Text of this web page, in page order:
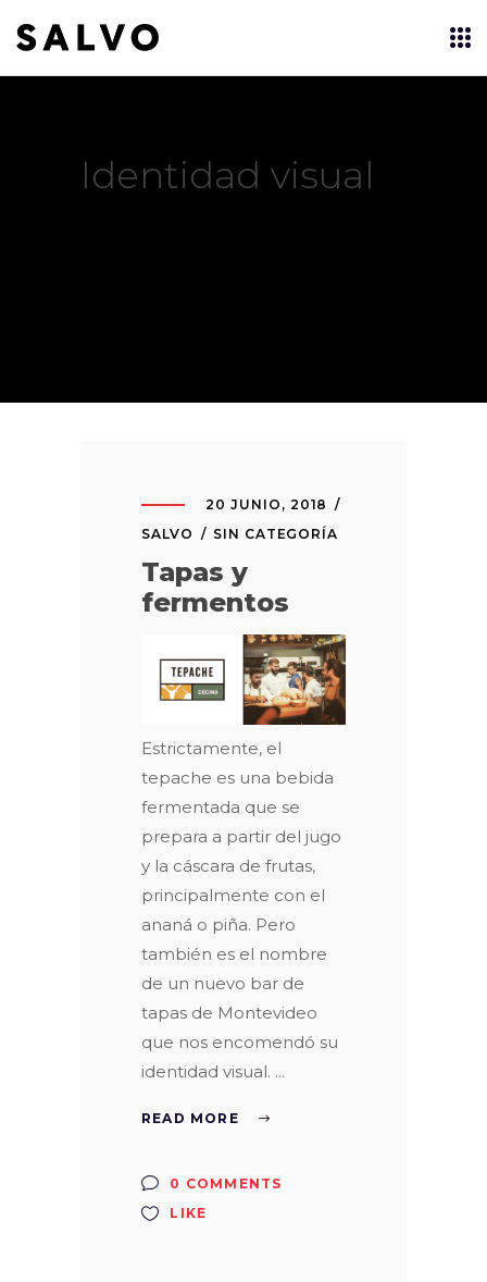
Identidad visual
20 JUNIO, 2018
SALVO
SIN CATEGORÍA
Tapas y
fermentos
Estrictamente, el
tepache es una bebida
fermentada que se
prepara a partir del jugo
y la cáscara de frutas,
principalmente con el
ananá o piña. Pero
también es el nombre
de un nuevo bar de
tapas de Montevideo
que nos encomendó su
identidad visual.
READ MORE
0 COMMENTS
LIKE